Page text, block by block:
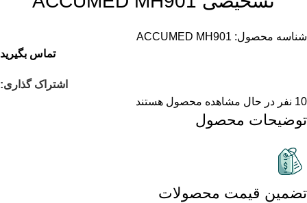
شناسه محصول: ACCUMED MH901
تماس بگیرید
اشتراک گذاری:
10 نفر در حال مشاهده محصول هستند
توضیحات محصول
تضمین قیمت محصولات